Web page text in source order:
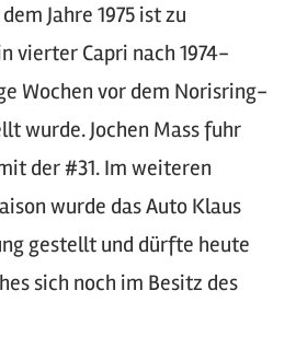
Jahre 1975 ist zu
vierter Capri nach 1974-
Wochen vor dem Norisring-
wurde. Jochen Mass fuhr
der #31. Im weiteren
wurde das Auto Klaus
gestellt und dürfte heute
sich noch im Besitz des